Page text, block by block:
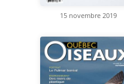
15 novembre 2019